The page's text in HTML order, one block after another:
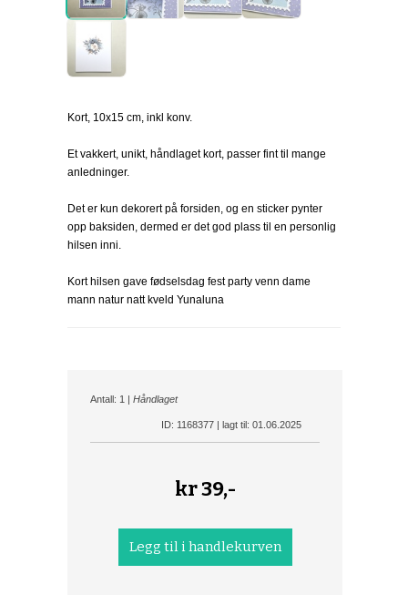
Kort, 10x15 cm, inkl konv.
Et vakkert, unikt, håndlaget kort, passer fint til mange
anledninger.
Det er kun dekorert på forsiden, og en sticker pynter
opp baksiden, dermed er det god plass til en personlig
hilsen inni.
Kort hilsen gave fødselsdag fest party venn dame
mann natur natt kveld Yunaluna
Antall: 1 | Håndlaget
ID: 1168377 | lagt til: 01.06.2025
kr39,-